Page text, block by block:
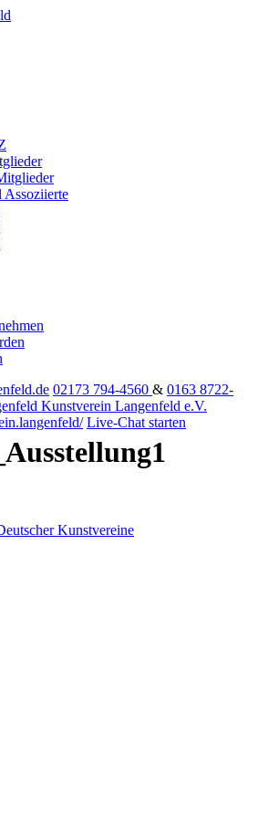
Assoziierte
Kunstvereine
02173 794-4560 & 0163 8722-
Kunstverein Langenfeld e.V.
Live-Chat starten